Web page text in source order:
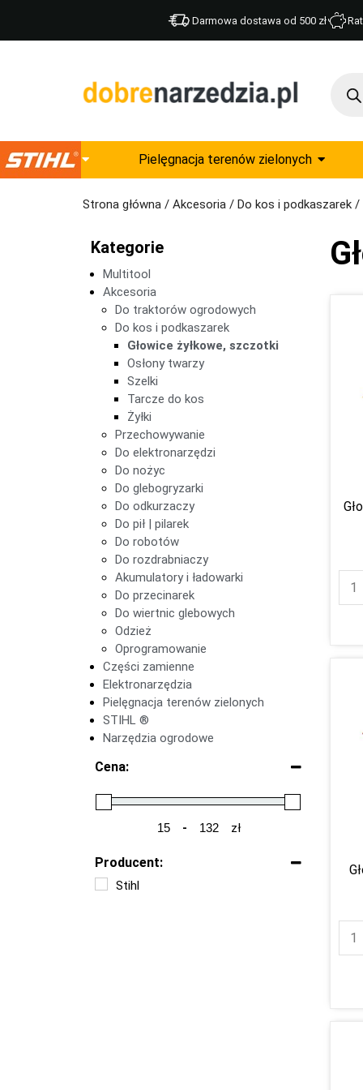
Darmowa dostawa od 500 zł
Pielęgnacja terenów zielonych
Strona główna / Akcesoria / Do kos i podkaszarek /
Kategorie
Multitool
Akcesoria
Do traktorów ogrodowych
Do kos i podkaszarek
Głowice żyłkowe, szczotki
Osłony twarzy
Szelki
Tarcze do kos
Żyłki
Przechowywanie
Do elektronarzędzi
Do nożyc
Do glebogryzarki
Do odkurzaczy
Do pił | pilarek
Do robotów
Do rozdrabniaczy
Akumulatory i ładowarki
Do przecinarek
Do wiertnic glebowych
Odzież
Oprogramowanie
Części zamienne
Elektronarzędzia
Pielęgnacja terenów zielonych
STIHL ®
Narzędzia ogrodowe
Cena:
Minimum Price
-
Maximum Price
zł
Producent:
Stihl